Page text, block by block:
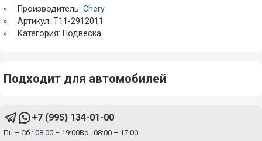
Производитель: Chery
Артикул: T11-2912011
Категория: Подвеска
Подходит для автомобилей
+7 (995) 134-01-00
Пн.– Сб.: 08:00 – 19:00Вс.: 08:00 – 17:00